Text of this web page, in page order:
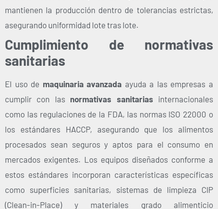
mantienen la producción dentro de tolerancias estrictas,
asegurando uniformidad lote tras lote.
Cumplimiento de normativas
sanitarias
El uso de maquinaria avanzada ayuda a las empresas a
cumplir con las normativas sanitarias internacionales
como las regulaciones de la FDA, las normas ISO 22000 o
los estándares HACCP, asegurando que los alimentos
procesados sean seguros y aptos para el consumo en
mercados exigentes. Los equipos diseñados conforme a
estos estándares incorporan características específicas
como superficies sanitarias, sistemas de limpieza CIP
(Clean-in-Place) y materiales grado alimenticio